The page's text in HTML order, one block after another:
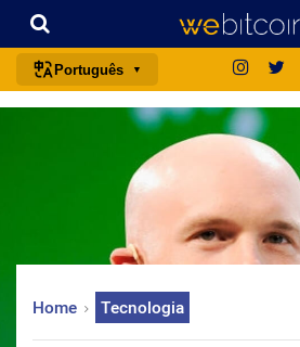
Português
português (BR)
italiano
日本語
Home Tecnologia